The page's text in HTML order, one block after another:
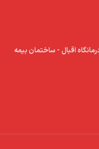
اقبال - ساختمان بیمه